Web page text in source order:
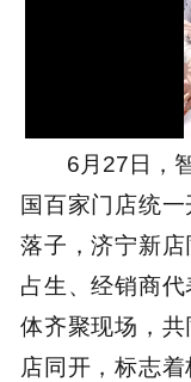
6月27日，
国百家门店统
落子，济宁新
占生、经销商
体齐聚现场，
店同开，标志